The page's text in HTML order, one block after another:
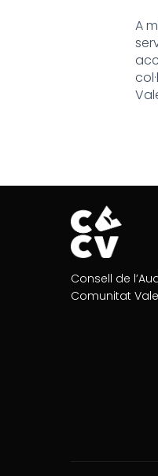
A
Consell de
Comunitat